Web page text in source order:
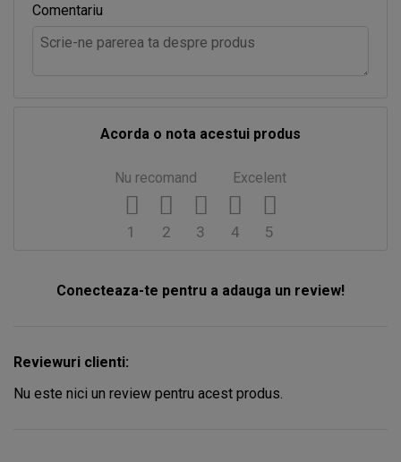
Comentariu
Acorda o nota acestui produs
Nu recomand Excelent
5
4
3
2
1
Conecteaza-te pentru a adauga un review!
Reviewuri clienti:
Nu este nici un review pentru acest produs.